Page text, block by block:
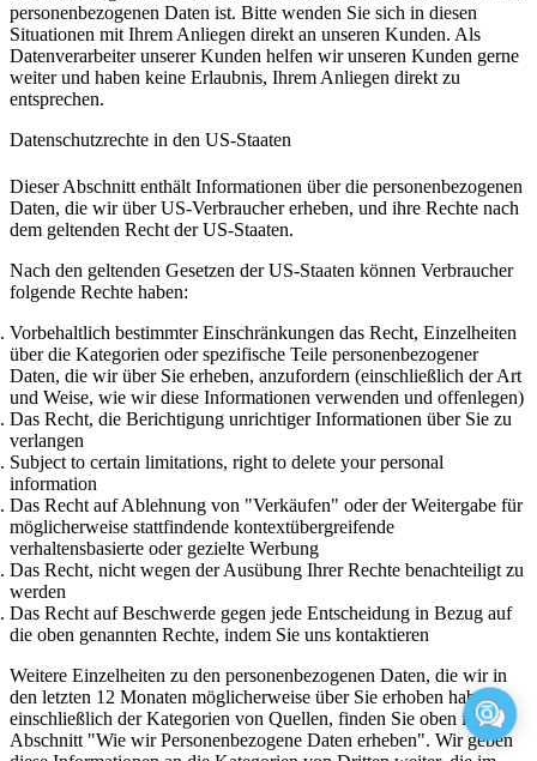
personenbezogenen Daten ist. Bitte wenden Sie sich in diesen
Situationen mit Ihrem Anliegen direkt an unseren Kunden. Als
Datenverarbeiter unserer Kunden helfen wir unseren Kunden gerne
weiter und haben keine Erlaubnis, Ihrem Anliegen direkt zu
entsprechen.
Datenschutzrechte in den US-Staaten
Dieser Abschnitt enthält Informationen über die personenbezogenen
Daten, die wir über US-Verbraucher erheben, und ihre Rechte nach
dem geltenden Recht der US-Staaten.
Nach den geltenden Gesetzen der US-Staaten können Verbraucher
folgende Rechte haben:
Vorbehaltlich bestimmter Einschränkungen das Recht, Einzelheiten
über die Kategorien oder spezifische Teile personenbezogener
Daten, die wir über Sie erheben, anzufordern (einschließlich der Art
und Weise, wie wir diese Informationen verwenden und offenlegen)
Das Recht, die Berichtigung unrichtiger Informationen über Sie zu
verlangen
Subject to certain limitations, right to delete your personal
information
Das Recht auf Ablehnung von "Verkäufen" oder der Weitergabe für
möglicherweise stattfindende kontextübergreifende
verhaltensbasierte oder gezielte Werbung
Das Recht, nicht wegen der Ausübung Ihrer Rechte benachteiligt zu
werden
Das Recht auf Beschwerde gegen jede Entscheidung in Bezug auf
die oben genannten Rechte, indem Sie uns kontaktieren
Weitere Einzelheiten zu den personenbezogenen Daten, die wir in
den letzten 12 Monaten möglicherweise über Sie erhoben haben,
einschließlich der Kategorien von Quellen, finden Sie oben im
Abschnitt "Wie wir Personenbezogene Daten erheben". Wir geben